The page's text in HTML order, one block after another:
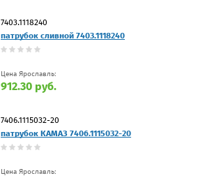
7403.1118240
патрубок сливной 7403.1118240
Цена Ярославль:
912.30 руб.
7406.1115032-20
патрубок КАМАЗ 7406.1115032-20
Цена Ярославль: